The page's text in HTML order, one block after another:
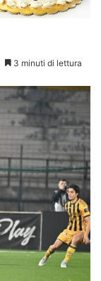
3 minuti di lettura